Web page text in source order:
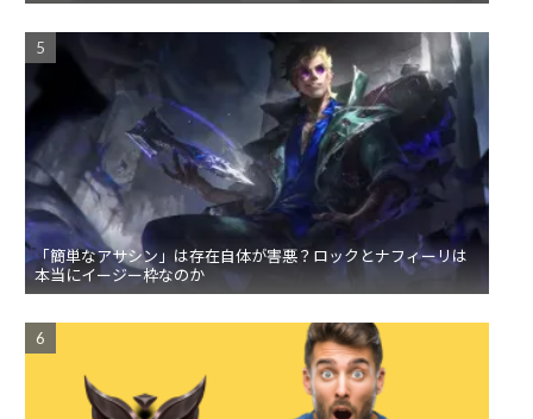
「簡単なアサシン」は存在自体が害悪？ロックとナフィーリは
本当にイージー枠なのか